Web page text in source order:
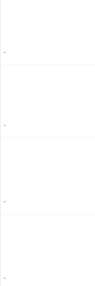
-
-
-
-